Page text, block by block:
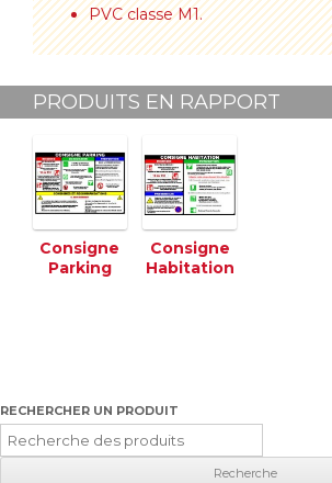
PVC classe M1.
PRODUITS EN RAPPORT
Consigne
Parking
Consigne
Habitation
RECHERCHER UN PRODUIT
Recherche
pour
: